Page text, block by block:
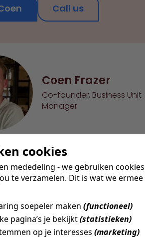
cookies
mededeling - we gebruiken
te verzamelen. Dit is wat we ermee
soepeler maken(functioneel)
pagina’s je bekijkt(statistieken)
op je interesses(marketing)
Call us
Coen Frazer
Co-founder, Business Unit
Manager
Print Job